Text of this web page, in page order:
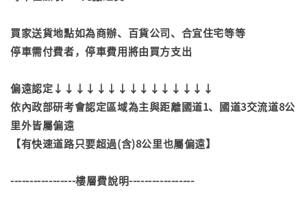
買家送貨地點如為商辦、百貨公司、合宜住宅等等
停車需付費者，停車費用將由買方支出
偏遠認定↓↓↓↓↓↓↓↓↓↓↓↓↓↓↓
依內政部研考會認定區域為主與距離國道1、國道3交流道8公
里外皆屬偏遠
【有快速道路只要超過(含)8公里也屬偏遠】
-----------------樓層費說明-----------------